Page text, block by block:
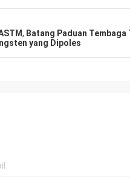
, Batang Paduan
yang Dipoles